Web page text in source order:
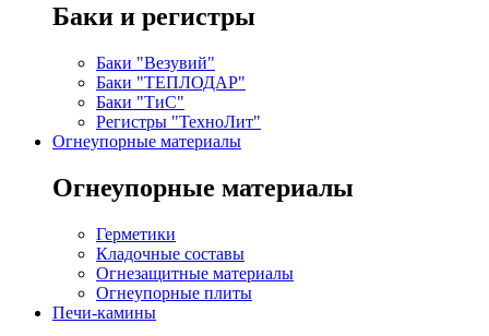
Баки и регистры
Баки "Везувий"
Баки "ТЕПЛОДАР"
Баки "ТиС"
Регистры "ТехноЛит"
Огнеупорные материалы
Огнеупорные материалы
Герметики
Кладочные составы
Огнезащитные материалы
Огнеупорные плиты
Печи-камины